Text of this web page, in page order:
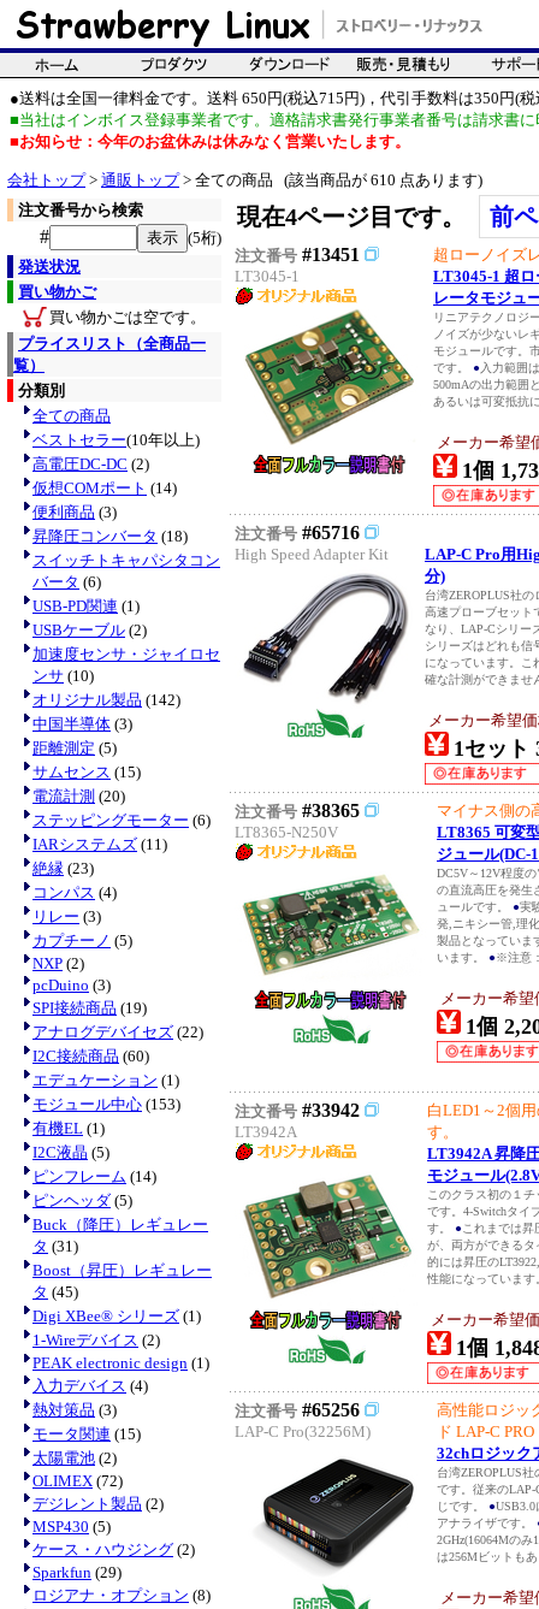
●送料は全国一律料金です。送料 650円(税込715円)，代引手数料は350円(税
■当社はインボイス登録事業者です。適格請求書発行事業者番号は請求書
■お知らせ：今年のお盆休みは休みなく営業いたします。
会社トップ> 通販トップ> 全ての商品 (該当商品が 610 点あります)
注文番号から検索
#
(5桁)
発送状況
買い物かご
買い物かごは空です。
プライスリスト（全商品一
覧）
分類別
全ての商品
ベストセラー(10年以上)
高電圧DC-DC (2)
仮想COMポート (14)
便利商品 (3)
昇降圧コンバータ (18)
スイッチトキャパシタコン
バータ (6)
USB-PD関連 (1)
USBケーブル (2)
加速度センサ・ジャイロセ
ンサ (10)
オリジナル製品 (142)
中国半導体 (3)
距離測定 (5)
サムセンス (15)
電流計測 (20)
ステッピングモーター (6)
IARシステムズ (11)
絶縁 (23)
コンパス (4)
リレー (3)
カプチーノ (5)
NXP (2)
pcDuino (3)
SPI接続商品 (19)
アナログデバイセズ (22)
I2C接続商品 (60)
エデュケーション (1)
モジュール中心 (153)
有機EL (1)
I2C液晶 (5)
ピンフレーム (14)
ピンヘッダ (5)
Buck（降圧）レギュレー
タ (31)
Boost（昇圧）レギュレー
タ (45)
Digi XBee® シリーズ (1)
1-Wireデバイス (2)
PEAK electronic design (1)
入力デバイス (4)
熱対策品 (3)
モータ関連 (15)
太陽電池 (2)
OLIMEX (72)
デジレント製品 (2)
MSP430 (5)
ケース・ハウジング (2)
Sparkfun (29)
ロジアナ・オプション (8)
現在4ページ目です。 前
注文番号 #13451
LT3045-1
超ローノイズ
LT3045-1 超
レータモジュ
リニアテクノロジ
ノイズが少ないレ
モジュールです。
です。 ● 入力範囲
500mAの出力範囲
あるいは可変抵抗
メーカー希望
1個
注文番号 #65716
High Speed Adapter Kit
LAP-C Pro用
分)
台湾ZEROPLUS社
高速プローブセット
なり、LAP-Cシリー
シリーズはどれも信
になっています。こ
確な計測ができませ
メーカー希望
1セット
注文番号 #38365
LT8365-N250V
マイナス側の
LT8365 可変
ジュール(DC-
DC5V～12V程度
の直流高圧を発生
ュールです。 ●実
発,ニキシー管,理
製品となっていま
います。 ●※注意
メーカー希
1個
注文番号 #33942
LT3942A
白LED1～2個
す。
LT3942A 昇降
モジュール
このクラス初の１
です。4-Switchタイ
す。 ● これまでは
が、両方ができる
的には昇圧の
性能になっていま
メーカー希望
1個
注文番号 #65256
LAP-C Pro(32256M)
高性能ロジッ
ド LAP-C PRO
32chロジック
台湾ZEROPLUS
です。従来の
じです。 ●
アナライザです。
2GHz(16064Mの
は256Mビットも
メーカー希望